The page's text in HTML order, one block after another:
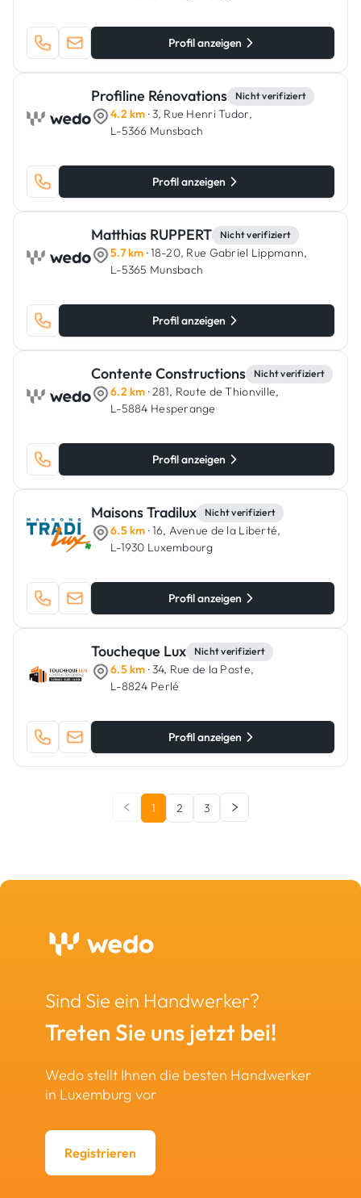
Profil anzeigen
Profiline Rénovations Nicht verifiziert
4.2 km · 3, Rue Henri Tudor,
L-5366 Munsbach
Profil anzeigen
Matthias RUPPERT Nicht verifiziert
5.7 km · 18-20, Rue Gabriel Lippmann,
L-5365 Munsbach
Profil anzeigen
Contente Constructions Nicht verifiziert
6.2 km · 281, Route de Thionville,
L-5884 Hesperange
Profil anzeigen
Maisons Tradilux Nicht verifiziert
6.5 km · 16, Avenue de la Liberté,
L-1930 Luxembourg
Profil anzeigen
Toucheque Lux Nicht verifiziert
6.5 km · 34, Rue de la Poste,
L-8824 Perlé
Profil anzeigen
1 2 3
Sind Sie ein Handwerker?
Treten Sie uns jetzt bei!
Wedo stellt Ihnen die besten Handwerker
in Luxemburg vor
Registrieren